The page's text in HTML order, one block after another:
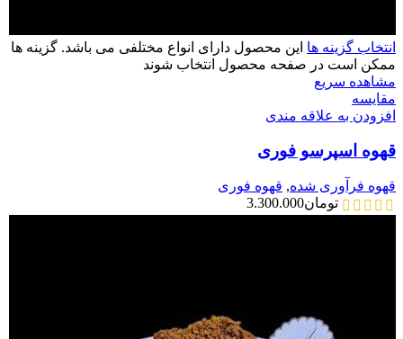
انتخاب گزینه ها این محصول دارای انواع مختلفی می باشد. گزینه ها
ممکن است در صفحه محصول انتخاب شوند
مشاهده سریع
مقایسه
افزودن به علاقه مندی
قهوه اسپرسو فوری
قهوه فرآوری شده, قهوه فوری
تومان3.300.000